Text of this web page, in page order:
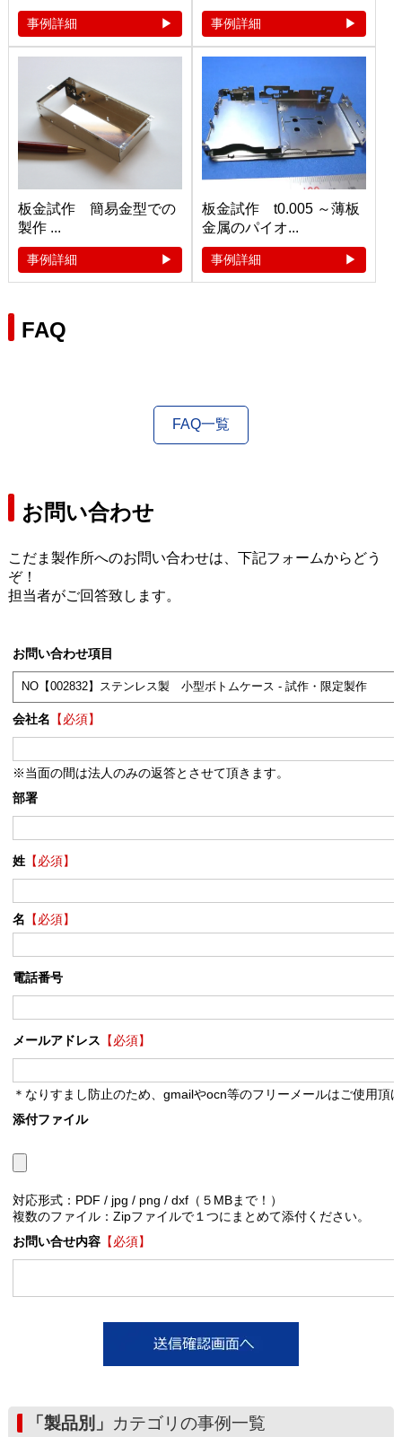
事例詳細 事例詳細
板金試作 簡易金型での
製作 ...
事例詳細
板金試作 t0.005 ～薄板
金属のパイオ...
事例詳細
FAQ
FAQ一覧
お問い合わせ
こだま製作所へのお問い合わせは、下記フォームからどう
ぞ！
担当者がご回答致します。
お問い合わせ項目
会社名 【必須】
※当面の間は法人のみの返答とさせて頂きます。
部署
姓【必須】
名 【必須】
電話番号
メールアドレス 【必須】
＊なりすまし防止のため、gmailやocn等のフリーメールはご使用頂
添付ファイル
対応形式：PDF / jpg / png / dxf（５MBまで！）
複数のファイル：Zipファイルで１つにまとめて添付ください。
お問い合せ内容【必須】
「製品別」 カテゴリの事例一覧